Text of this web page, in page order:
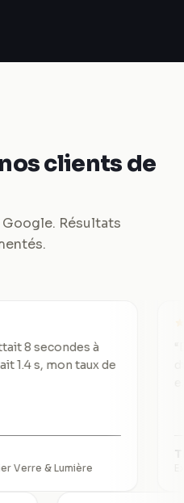
clients de
Résultats
à
mon taux de
Lumière
Thomas